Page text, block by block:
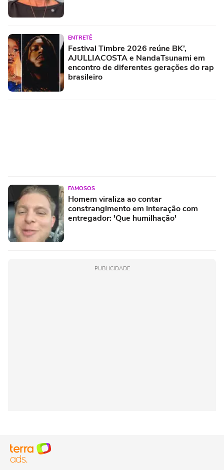
ENTRETÊ
Festival Timbre 2026 reúne BK’,
AJULLIACOSTA e NandaTsunami em
encontro de diferentes gerações do rap
brasileiro
FAMOSOS
Homem viraliza ao contar
constrangimento em interação com
entregador: 'Que humilhação'
PUBLICIDADE